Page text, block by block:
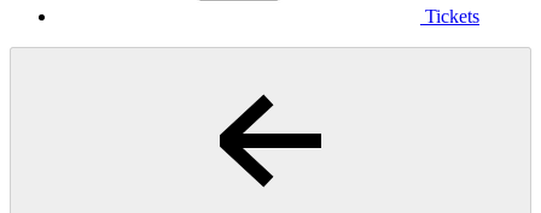
Tickets